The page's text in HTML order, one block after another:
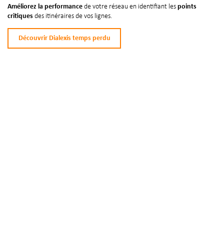
Améliorez la performance de votre réseau en identifiant les points
critiques des itinéraires de vos lignes.
Découvrir Dialexis temps perdu